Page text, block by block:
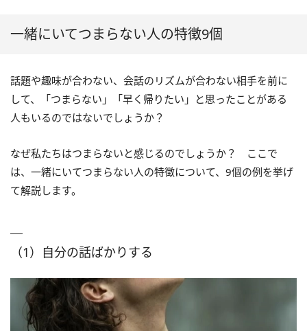
一緒にいてつまらない人の特徴9個
話題や趣味が合わない、会話のリズムが合わない相手を前に
して、「つまらない」「早く帰りたい」と思ったことがある
人もいるのではないでしょうか？
なぜ私たちはつまらないと感じるのでしょうか？ ここで
は、一緒にいてつまらない人の特徴について、9個の例を挙げ
て解説します。
（1）自分の話ばかりする